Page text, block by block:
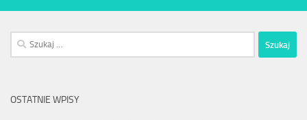
Szukaj:
OSTATNIE WPISY